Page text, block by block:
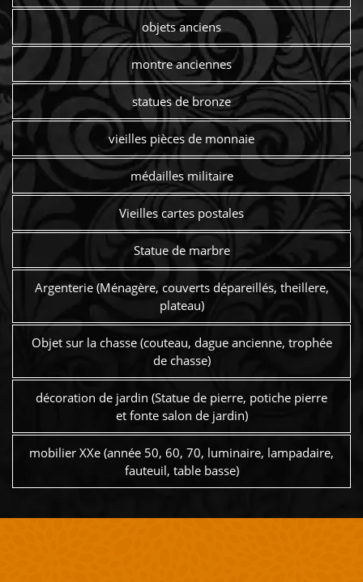
objets anciens
montre anciennes
statues de bronze
vieilles pièces de monnaie
médailles militaire
Vieilles cartes postales
Statue de marbre
Argenterie (Ménagère, couverts dépareillés, theillere,
plateau)
Objet sur la chasse (couteau, dague ancienne, trophée
de chasse)
décoration de jardin (Statue de pierre, potiche pierre
et fonte salon de jardin)
mobilier XXe (année 50, 60, 70, luminaire, lampadaire,
fauteuil, table basse)